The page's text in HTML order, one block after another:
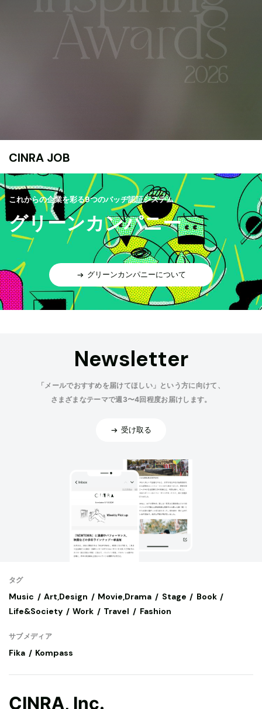
CINRA JOB
これからの企業を彩る9つのバッヂ認証システム
グリーンカンパニー
グリーンカンパニーについて
Newsletter
「メールでおすすめを届けてほしい」という方に向けて、
さまざまなテーマで週3〜4回程度お届けします。
受け取る
タグ
Music Art,Design Movie,Drama Stage
Book
Life&Society
Work Travel Fashion
サブメディア
Fika Kompass
CINRA, Inc.